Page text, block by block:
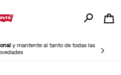
y mantente al tanto de todas las